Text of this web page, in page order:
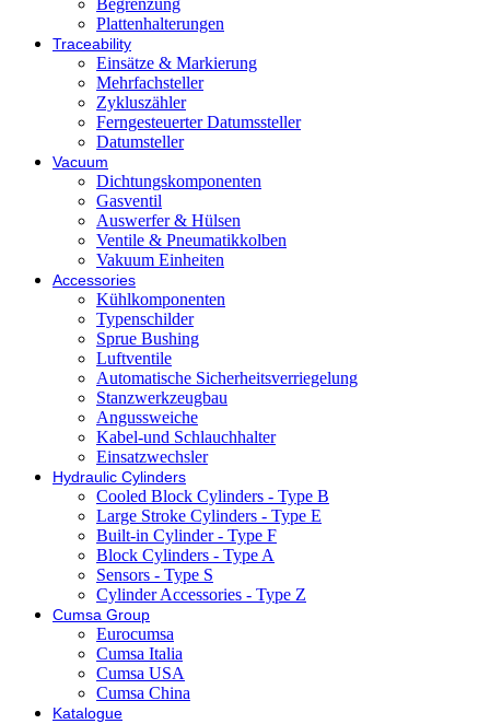
Begrenzung
Plattenhalterungen
Traceability
Einsätze & Markierung
Mehrfachsteller
Zykluszähler
Ferngesteuerter Datumssteller
Datumsteller
Vacuum
Dichtungskomponenten
Gasventil
Auswerfer & Hülsen
Ventile & Pneumatikkolben
Vakuum Einheiten
Accessories
Kühlkomponenten
Typenschilder
Sprue Bushing
Luftventile
Automatische Sicherheitsverriegelung
Stanzwerkzeugbau
Angussweiche
Kabel-und Schlauchhalter
Einsatzwechsler
Hydraulic Cylinders
Cooled Block Cylinders - Type B
Large Stroke Cylinders - Type E
Built-in Cylinder - Type F
Block Cylinders - Type A
Sensors - Type S
Cylinder Accessories - Type Z
Cumsa Group
Eurocumsa
Cumsa Italia
Cumsa USA
Cumsa China
Katalogue